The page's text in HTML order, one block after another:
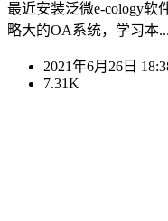
最近安装泛微e-cology软
略大的OA系统，学习本...
2021年6月26日
7.31K